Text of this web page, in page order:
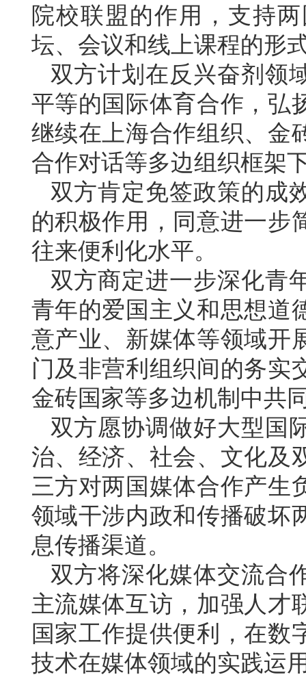
院校联盟的作用，支持
坛、会议和线上课程的形
双方计划在反兴奋剂领
平等的国际体育合作，弘
继续在上海合作组织、金
合作对话等多边组织框架
双方肯定免签政策的成
的积极作用，同意进一步
往来便利化水平。
双方商定进一步深化青
青年的爱国主义和思想道
意产业、新媒体等领域开
门及非营利组织间的务实
金砖国家等多边机制中共
双方愿协调做好大型国
治、经济、社会、文化及
三方对两国媒体合作产生
领域干涉内政和传播破坏
息传播渠道。
双方将深化媒体交流合
主流媒体互访，加强人才
国家工作提供便利，在数
技术在媒体领域的实践运